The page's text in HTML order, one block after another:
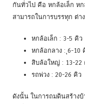
กันทั่วไป คือ หกล้อเล็ก ห
สามารถในการบรรทุก ต่า
หกล้อเล็ก : 3-5 คิว
หกล้อกลาง : ุ6-10
สิบล้อใหญ่ : 13-22
รถพ่วง : 20-26 คิว
ดังนั้น ในการถมดินสร้าง